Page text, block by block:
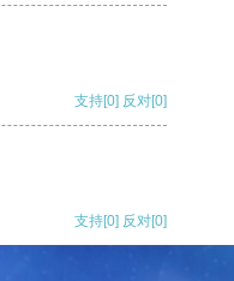
支持[0] 反对[0]
支持[0] 反对[0]